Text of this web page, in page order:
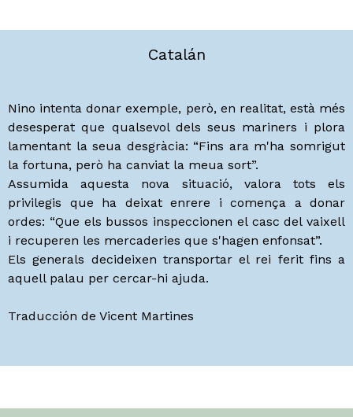
Catalán
Nino intenta donar exemple, però, en realitat, està més
desesperat que qualsevol dels seus mariners i plora
lamentant la seua desgràcia: “Fins ara m'ha somrigut
la fortuna, però ha canviat la meua sort”.
Assumida aquesta nova situació, valora tots els
privilegis que ha deixat enrere i comença a donar
ordes: “Que els bussos inspeccionen el casc del vaixell
i recuperen les mercaderies que s'hagen enfonsat”.
Els generals decideixen transportar el rei ferit fins a
aquell palau per cercar-hi ajuda.
Traducción de Vicent Martines